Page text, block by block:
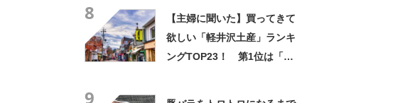
8
【主婦に聞いた】買ってきて
欲しい「軽井沢土産」ランキ
ングTOP23！ 第1位は「北
9